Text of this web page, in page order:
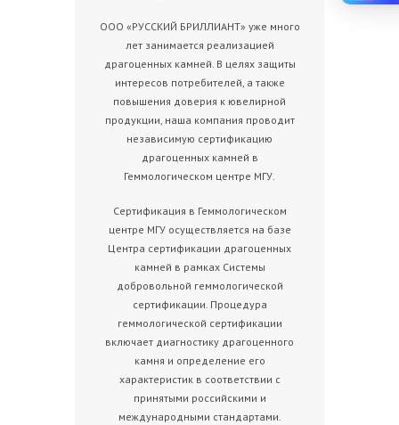
ООО «РУССКИЙ БРИЛЛИАНТ» уже много
лет занимается реализацией
драгоценных камней. В целях защиты
интересов потребителей, а также
повышения доверия к ювелирной
продукции, наша компания проводит
независимую сертификацию
драгоценных камней в
Геммологическом центре МГУ.
Сертификация в Геммологическом
центре МГУ осуществляется на базе
Центра сертификации драгоценных
камней в рамках Системы
добровольной геммологической
сертификации. Процедура
геммологической сертификации
включает диагностику драгоценного
камня и определение его
характеристик в соответствии с
принятыми российскими и
международными стандартами.